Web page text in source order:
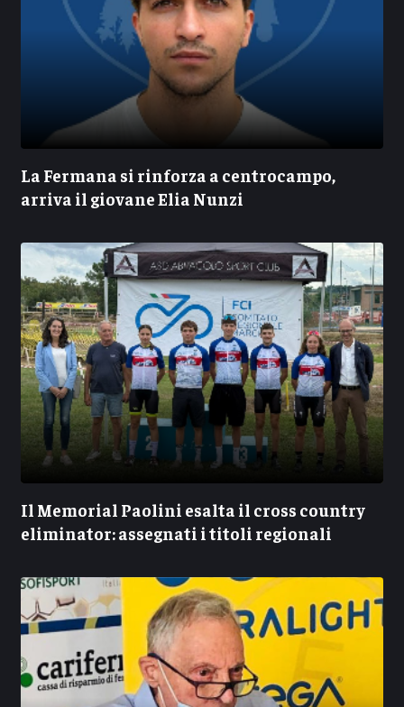
La Fermana si rinforza a centrocampo,
arriva il giovane Elia Nunzi
Il Memorial Paolini esalta il cross country
eliminator: assegnati i titoli regionali